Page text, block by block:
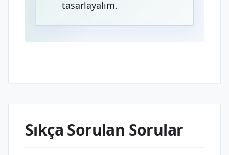
tasarlayalım.
Sıkça Sorulan Sorular